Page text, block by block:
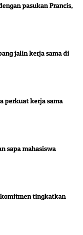
pasukan Prancis,
jalin kerja sama di
perkuat kerja sama
sapa mahasiswa
tingkatkan